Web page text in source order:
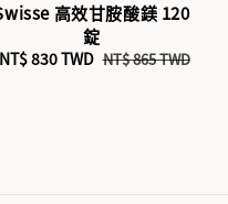
高效甘胺酸鎂 120
錠
Sale
NT$ 830 TWD Regular
NT$ 865 TWD